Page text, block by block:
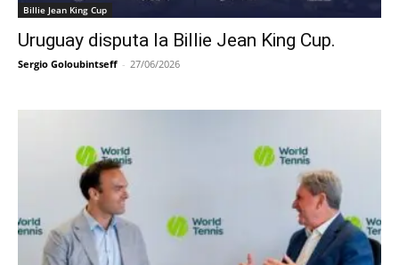
Billie Jean King Cup
Uruguay disputa la Billie Jean King Cup.
Sergio Goloubintseff - 27/06/2026